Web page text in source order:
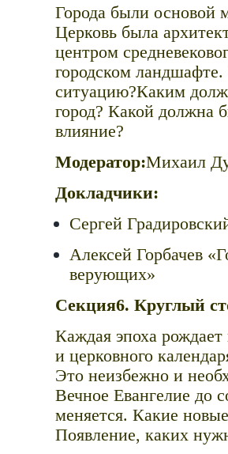
Города были основой
Церковь была
центром
городском
ситуацию?Каким
город? Какой должна
влияние?
Модератор:Михаил
Докладчики:
Сергей
Алексей Горбачев
верующих»
Секция6. Круглый
Каждая эпоха
и церковного
Это неизбежно и
Вечное Евангелие до
меняется. Какие
Появление, каких